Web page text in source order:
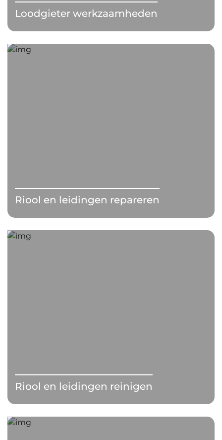
Loodgieter werkzaamheden
Riool en leidingen repareren
Riool en leidingen reinigen